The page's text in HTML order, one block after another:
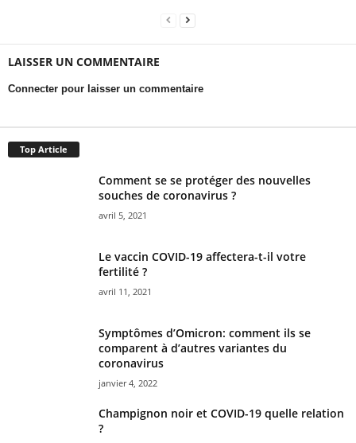
LAISSER UN COMMENTAIRE
Connecter pour laisser un commentaire
Top Article
Comment se se protéger des nouvelles
souches de coronavirus ?
avril 5, 2021
Le vaccin COVID-19 affectera-t-il votre
fertilité ?
avril 11, 2021
Symptômes d’Omicron: comment ils se
comparent à d’autres variantes du
coronavirus
janvier 4, 2022
Champignon noir et COVID-19 quelle relation
?